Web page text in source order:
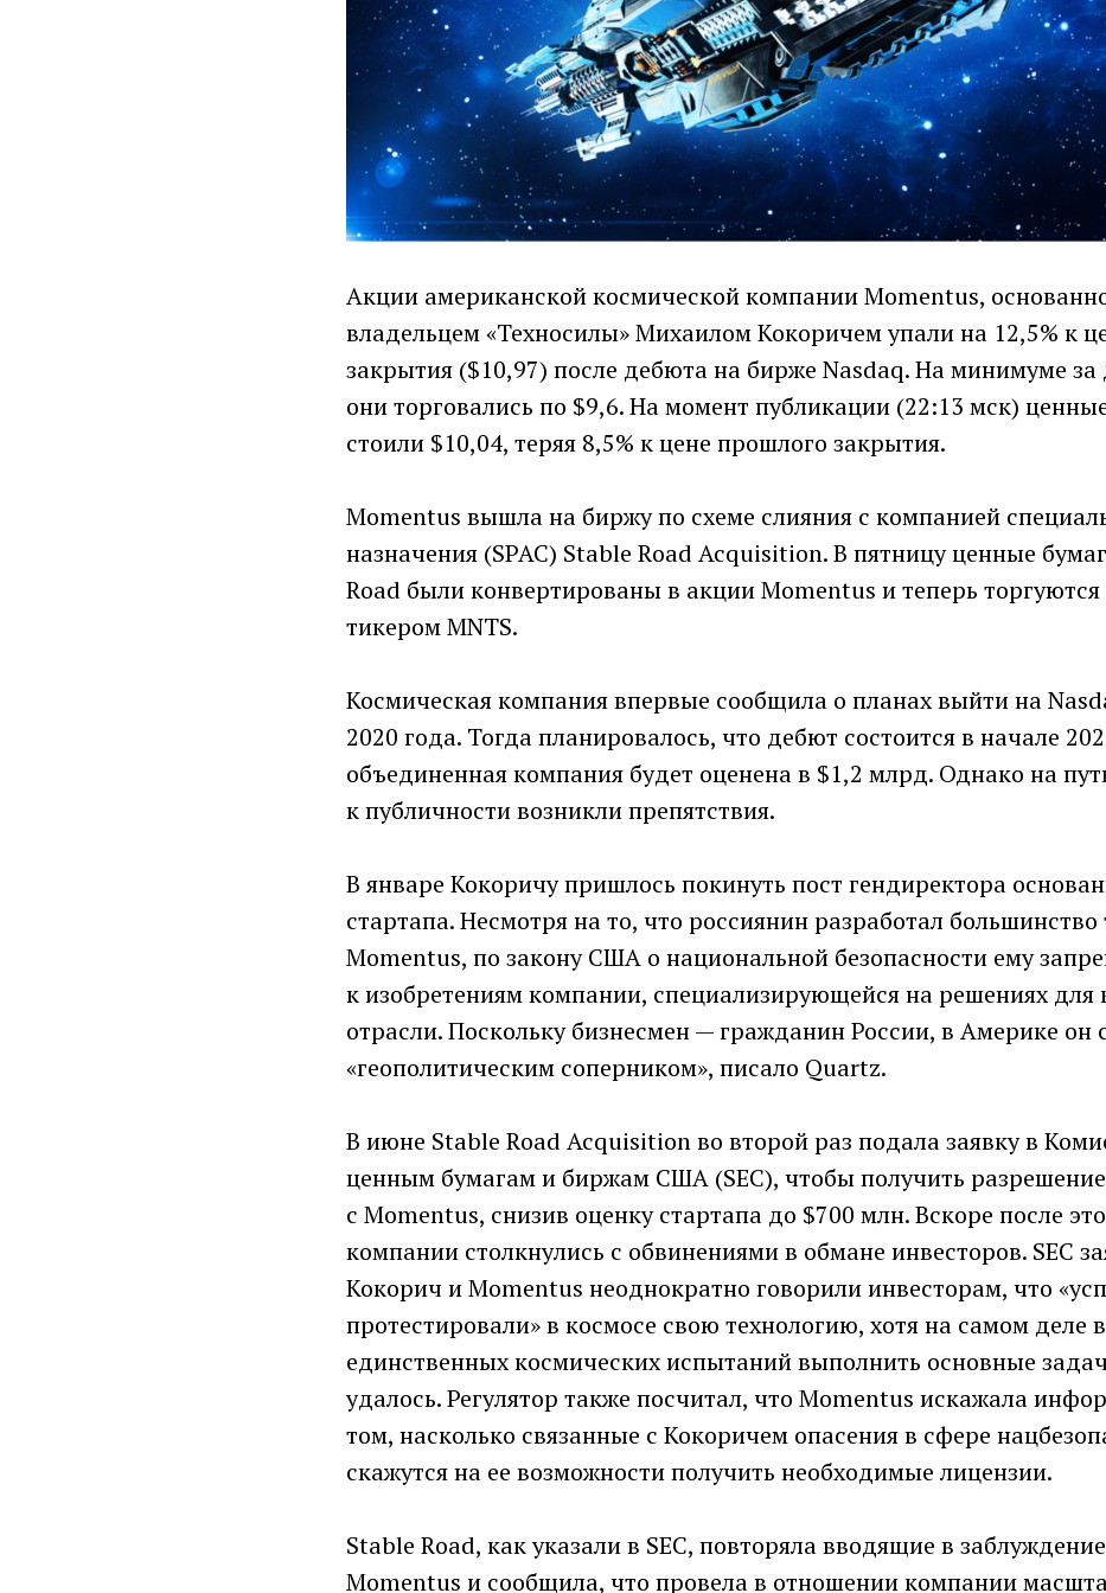
Акции американской космической компании Momentus,
владельцем «Техносилы» Михаилом Кокоричем упали на 12,5% к
закрытия ($10,97) после дебюта на бирже Nasdaq. На минимуме за
они торговались по $9,6. На момент публикации (22:13 мск)
стоили $10,04, теряя 8,5% к цене прошлого закрытия.
Momentus вышла на биржу по схеме слияния с компанией
назначения (SPAC) Stable Road Acquisition. В пятницу ценные
Road были конвертированы в акции Momentus и теперь
тикером MNTS.
Космическая компания впервые сообщила о планах выйти на
2020 года. Тогда планировалось, что дебют состоится в начале
объединенная компания будет оценена в $1,2 млрд. Однако на
к публичности возникли препятствия.
В январе Кокоричу пришлось покинуть пост гендиректора
стартапа. Несмотря на то, что россиянин разработал большинство
Momentus, по закону США о национальной безопасности ему
к изобретениям компании, специализирующейся на решениях для
отрасли. Поскольку бизнесмен — гражданин России, в Америке он
«геополитическим соперником», писало Quartz.
В июне Stable Road Acquisition во второй раз подала заявку в
ценным бумагам и биржам США (SEC), чтобы получить
c Momentus, снизив оценку стартапа до $700 млн. Вскоре после
компании столкнулись с обвинениями в обмане инвесторов. SEC
Кокорич и Momentus неоднократно говорили инвесторам, что
протестировали» в космосе свою технологию, хотя на самом деле
единственных космических испытаний выполнить основные
удалось. Регулятор также посчитал, что Momentus искажала
том, насколько связанные с Кокоричем опасения в сфере
скажутся на ее возможности получить необходимые лицензии.
Stable Road, как указали в SEC, повторяла вводящие в
Momentus и сообщила, что провела в отношении компании